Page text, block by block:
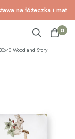
na łóżeczka i
0
Woodland Story